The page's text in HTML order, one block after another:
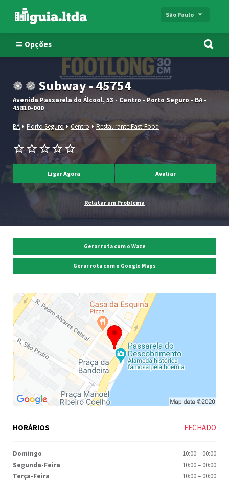
São Paulo
Opções
Subway - 45754
Avenida Passarela do Álcool, 53 - Centro - Porto Seguro - BA -
45810-000
BA Porto Seguro Centro Restaurante Fast-Food
Ligar Agora Avaliar
Relatar um Problema
Gerar rota com o Waze
Gerar rota com o Google Maps
HORÁRIOS FECHADO
Domingo 10:00– 00:00
Segunda-Feira
10:00– 00:00
Terça-Feira
10:00– 00:00